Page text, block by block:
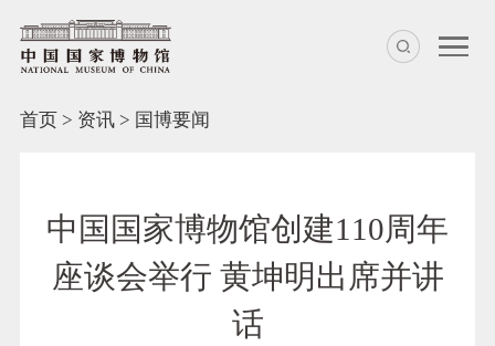
首页> 资讯> 国博要闻
中国国家博物馆创建110周年
座谈会举行 黄坤明出席并讲
话